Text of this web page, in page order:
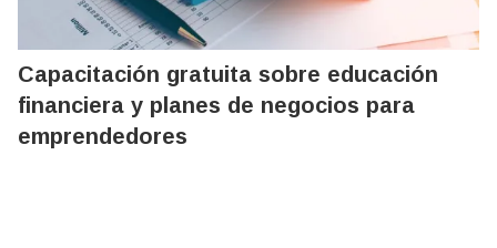
Capacitación gratuita sobre educación
financiera y planes de negocios para
emprendedores